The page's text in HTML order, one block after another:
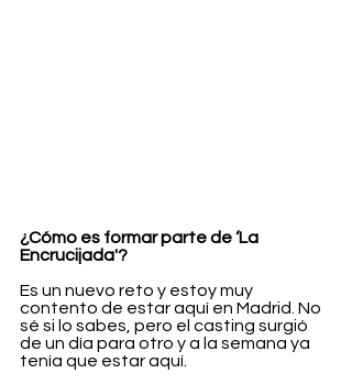
¿Cómo es formar parte de ‘La
Encrucijada'?
Es un nuevo reto y estoy muy
contento de estar aquí en Madrid. No
sé si lo sabes, pero el casting surgió
de un día para otro y a la semana ya
tenía que estar aquí.